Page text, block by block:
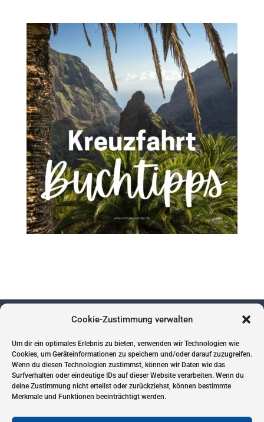
Cookie-Zustimmung verwalten
Um dir ein optimales Erlebnis zu bieten, verwenden wir Technologien wie
Cookies, um Geräteinformationen zu speichern und/oder darauf zuzugreifen.
Wenn du diesen Technologien zustimmst, können wir Daten wie das
Surfverhalten oder eindeutige IDs auf dieser Website verarbeiten. Wenn du
deine Zustimmung nicht erteilst oder zurückziehst, können bestimmte
Merkmale und Funktionen beeinträchtigt werden.
Impressum
Datenschutz
Cookies